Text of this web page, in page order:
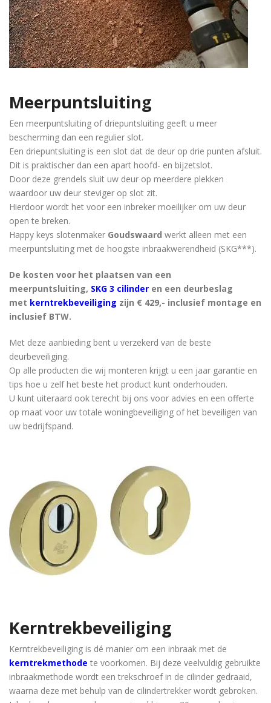
Meerpuntsluiting
Een meerpuntsluiting of driepuntsluiting geeft u meer
bescherming dan een regulier slot.
Een driepuntsluiting is een slot dat de deur op drie punten afsluit.
Dit is praktischer dan een apart hoofd- en bijzetslot.
Door deze grendels sluit uw deur op meerdere plekken
waardoor uw deur steviger op slot zit.
Hierdoor wordt het voor een inbreker moeilijker om uw deur
open te breken.
Happy keys slotenmaker Goudswaard werkt alleen met een
meerpuntsluiting met de hoogste inbraakwerendheid (SKG***).
De kosten voor het plaatsen van een
meerpuntsluiting, SKG 3 cilinder en een deurbeslag
met kerntrekbeveiliging zijn € 429,- inclusief montage en
inclusief BTW.
Met deze aanbieding bent u verzekerd van de beste
deurbeveiliging.
Op alle producten die wij monteren krijgt u een jaar garantie en
tips hoe u zelf het beste het product kunt onderhouden.
U kunt uiteraard ook terecht bij ons voor advies en een offerte
op maat voor uw totale woningbeveiliging of het beveiligen van
uw bedrijfspand.
Kerntrekbeveiliging
Kerntrekbeveiliging is dé manier om een inbraak met de
kerntrekmethode te voorkomen. Bij deze veelvuldig gebruikte
inbraakmethode wordt een trekschroef in de cilinder gedraaid,
waarna deze met behulp van de cilindertrekker wordt gebroken.